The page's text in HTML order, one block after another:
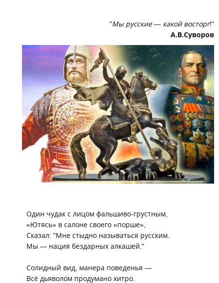
"Мы русские — какой восторг!"
А.В.Суворов
Один чудак с лицом фальшиво-грустным,
«Ютясь» в салоне своего «порше»,
Сказал: "Мне стыдно называться русским.
Мы — нация бездарных алкашей."
Солидный вид, манера поведенья —
Всё дьяволом продумано хитро.